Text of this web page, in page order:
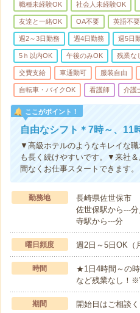
職種未経験OK 社会人未経験OK
友達と一緒OK OA不要 英語不要
週2～3日勤務 週4日勤務 週5日
5ｈ以内OK 午後のみOK 残業な
交費支給 車通勤可 服装自由
自転車・バイクOK 看護師 介護
ここがポイント！
自由なシフト＊7時～、11
▼高級ホテルのようなキレイな
も長く続けやすいです。▼来社
間なくお仕事スタートできます。
勤務地
長崎県佐世保市
佐世保駅から---
寺駅から---分
曜日頻度 週2日～5日OK
時間
★1日4時間～の
など残業なし！
期間 開始日はご相談